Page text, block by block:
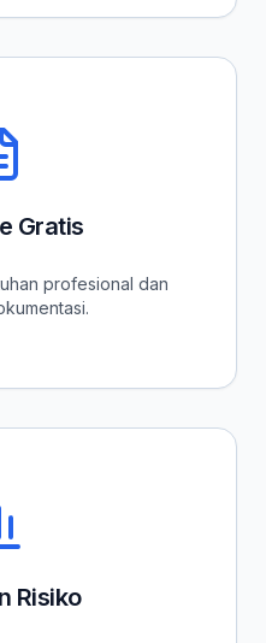
Gratis
profesional dan
Risiko